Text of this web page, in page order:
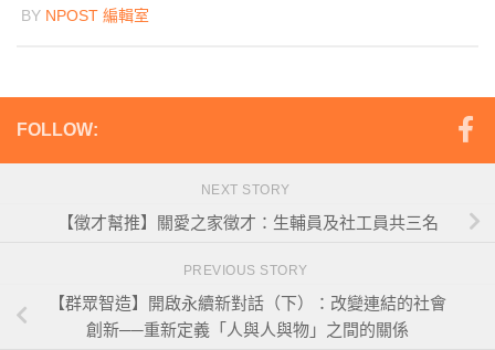
BY NPOST 編輯室
FOLLOW:
NEXT STORY
【徵才幫推】關愛之家徵才：生輔員及社工員共三名
PREVIOUS STORY
【群眾智造】開啟永續新對話（下）：改變連結的社會
創新──重新定義「人與人與物」之間的關係